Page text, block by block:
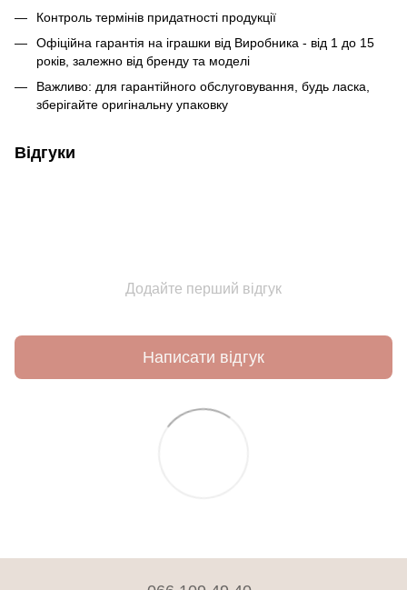
Контроль термінів придатності продукції
Офіційна гарантія на іграшки від Виробника - від 1 до 15
років, залежно від бренду та моделі
Важливо: для гарантійного обслуговування, будь ласка,
зберігайте оригінальну упаковку
Відгуки
Додайте перший відгук
Написати відгук